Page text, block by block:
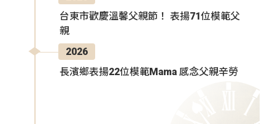
台東市歡慶溫馨父親節！ 表揚71位模範父
親
2026
長濱鄉表揚22位模範Mama 感念父親辛勞